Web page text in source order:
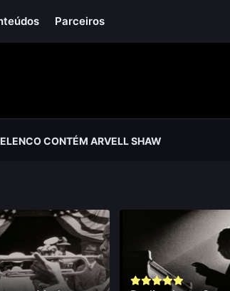
Parceiros
ELENCO CONTÉM ARVELL SHAW